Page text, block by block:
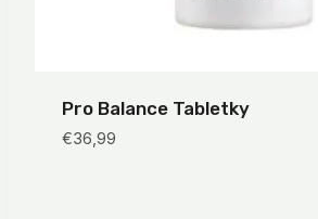
Pro Balance Tabletky
€36,99